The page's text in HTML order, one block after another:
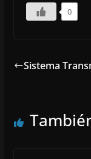
0
Sistema